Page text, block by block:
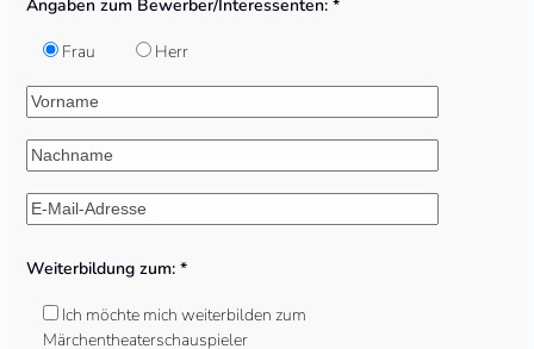
Feld
Angaben zum Bewerber/Interessenten: *
Frau Herr
Weiterbildung zum: *
Ich möchte mich weiterbilden zum
Märchentheaterschauspieler